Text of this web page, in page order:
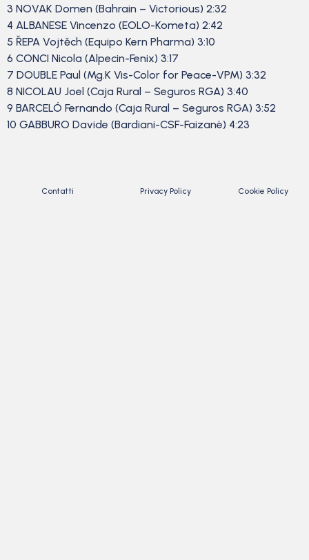
3 NOVAK Domen (Bahrain – Victorious) 2:32
4 ALBANESE Vincenzo (EOLO-Kometa) 2:42
5 ŘEPA Vojtěch (Equipo Kern Pharma) 3:10
6 CONCI Nicola (Alpecin-Fenix) 3:17
7 DOUBLE Paul (Mg.K Vis-Color for Peace-VPM) 3:32
8 NICOLAU Joel (Caja Rural – Seguros RGA) 3:40
9 BARCELÓ Fernando (Caja Rural – Seguros RGA) 3:52
10 GABBURO Davide (Bardiani-CSF-Faizanè) 4:23
Contatti Privacy Policy Cookie Policy